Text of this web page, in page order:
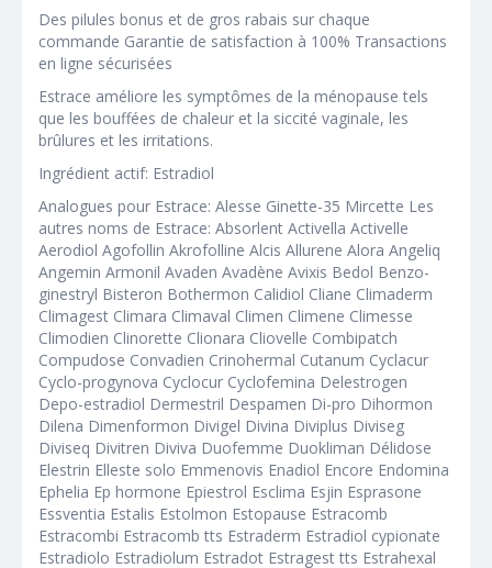
Des pilules bonus et de gros rabais sur chaque
commande Garantie de satisfaction à 100% Transactions
en ligne sécurisées
Estrace améliore les symptômes de la ménopause tels
que les bouffées de chaleur et la siccité vaginale, les
brûlures et les irritations.
Ingrédient actif: Estradiol
Analogues pour Estrace: Alesse Ginette-35 Mircette Les
autres noms de Estrace: Absorlent Activella Activelle
Aerodiol Agofollin Akrofolline Alcis Allurene Alora Angeliq
Angemin Armonil Avaden Avadène Avixis Bedol Benzo-
ginestryl Bisteron Bothermon Calidiol Cliane Climaderm
Climagest Climara Climaval Climen Climene Climesse
Climodien Clinorette Clionara Cliovelle Combipatch
Compudose Convadien Crinohermal Cutanum Cyclacur
Cyclo-progynova Cyclocur Cyclofemina Delestrogen
Depo-estradiol Dermestril Despamen Di-pro Dihormon
Dilena Dimenformon Divigel Divina Diviplus Diviseg
Diviseq Divitren Diviva Duofemme Duokliman Délidose
Elestrin Elleste solo Emmenovis Enadiol Encore Endomina
Ephelia Ep hormone Epiestrol Esclima Esjin Esprasone
Essventia Estalis Estolmon Estopause Estracomb
Estracombi Estracomb tts Estraderm Estradiol cypionate
Estradiolo Estradiolum Estradot Estragest tts Estrahexal